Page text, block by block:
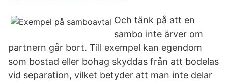
Och tänk på att en
sambo inte ärver om
partnern går bort. Till exempel kan egendom
som bostad eller bohag skyddas från att bodelas
vid separation, vilket betyder att man inte delar